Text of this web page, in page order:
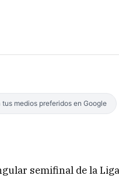
medios preferidos en Google
semifinal de la